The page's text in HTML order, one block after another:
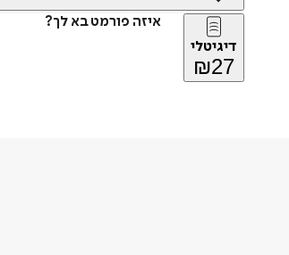
איזה פורמט בא לך?
דיגיטלי
₪27